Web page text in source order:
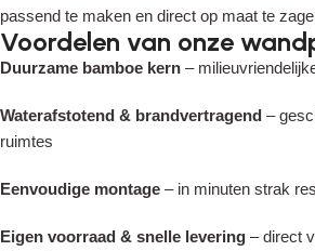
passend te maken en direct op maat te
Voordelen van onze
Duurzame bamboe kern –
Waterafstotend & brandvertragend –
ruimtes
Eenvoudige montage – in minuten strak
Eigen voorraad & snelle levering – direct